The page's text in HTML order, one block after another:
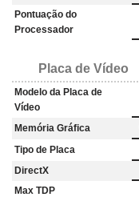
Pontuação do
Processador
Placa de Vídeo
Modelo da Placa de
Vídeo
Memória Gráfica
Tipo de Placa
DirectX
Max TDP